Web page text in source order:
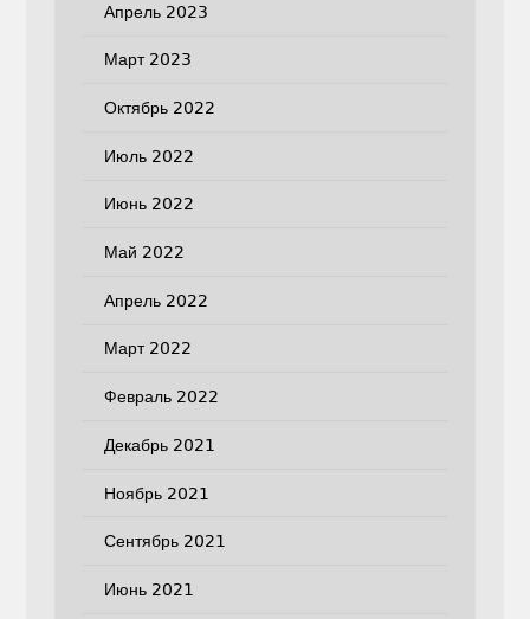
Апрель 2023
Март 2023
Октябрь 2022
Июль 2022
Июнь 2022
Май 2022
Апрель 2022
Март 2022
Февраль 2022
Декабрь 2021
Ноябрь 2021
Сентябрь 2021
Июнь 2021